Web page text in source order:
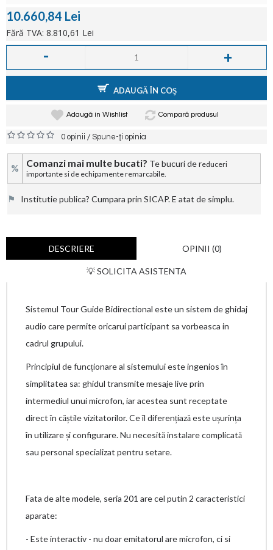
10.660,84 Lei
Fără TVA: 8.810,61 Lei
- +
ADAUGĂ ÎN COŞ
Adaugă in Wishlist Compară produsul
0 opinii /Spune-ţi opinia
% Comanzi mai multe bucati? Te bucuri de reduceri
importante si de echipamente remarcabile.
⚑ Institutie publica? Cumpara prin SICAP. E atat de simplu.
DESCRIERE OPINII (0)
💡 SOLICITA ASISTENTA
Sistemul Tour Guide Bidirectional este un sistem de ghidaj
audio care permite oricarui participant sa vorbeasca in
cadrul grupului.
Principiul de funcționare al sistemului este ingenios în
simplitatea sa: ghidul transmite mesaje live prin
intermediul unui microfon, iar acestea sunt receptate
direct în căștile vizitatorilor. Ce îl diferențiază este ușurința
în utilizare și configurare. Nu necesită instalare complicată
sau personal specializat pentru setare.
Fata de alte modele, seria 201 are cel putin 2 caracteristici
aparate:
- Este interactiv - nu doar emitatorul are microfon, ci si